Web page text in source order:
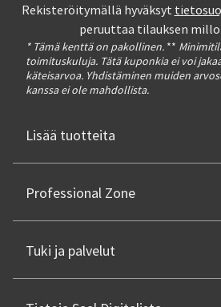
Rekisteröitymällä hyväksyt
peruuttaa tilauksen
* Tämä kenttä on pakollinen. **
toimituskuluja. Tätä kuponkia ei voi
käteisarvoa. Yhdistäminen muiden
kanssa ei ole mahdollista.
Lisää tuotteita
Professional Zone
Tuki ja palvelut